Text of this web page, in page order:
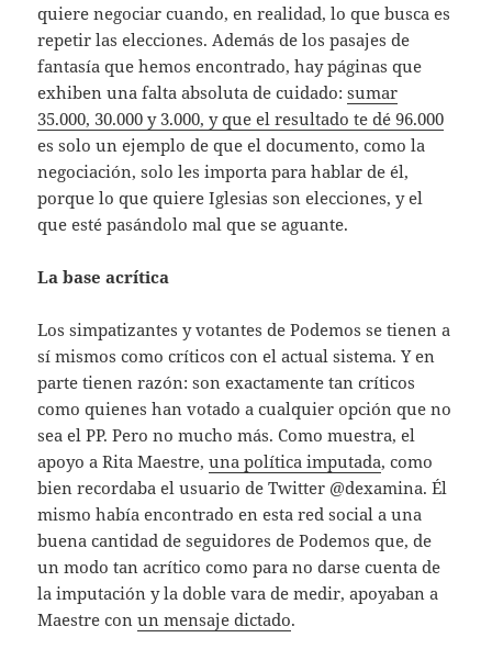
quiere negociar cuando, en realidad, lo que busca es
repetir las elecciones. Además de los pasajes de
fantasía que hemos encontrado, hay páginas que
exhiben una falta absoluta de cuidado:sumar
35.000, 30.000 y 3.000, y que el resultado te dé 96.000
es solo un ejemplo de que el documento, como la
negociación, solo les importa para hablar de él,
porque lo que quiere Iglesias son elecciones, y el
que esté pasándolo mal que se aguante.
La base acrítica
Los simpatizantes y votantes de Podemos se tienen a
sí mismos como críticos con el actual sistema. Y en
parte tienen razón: son exactamente tan críticos
como quienes han votado a cualquier opción que no
sea el PP. Pero no mucho más. Como muestra, el
apoyo a Rita Maestre,una política imputada, como
bien recordaba el usuario de Twitter @dexamina. Él
mismo había encontrado en esta red social a una
buena cantidad de seguidores de Podemos que, de
un modo tan acrítico como para no darse cuenta de
la imputación y la doble vara de medir, apoyaban a
Maestre conun mensaje dictado.